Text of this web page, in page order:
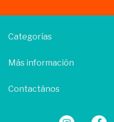
Categorías
Más información
Contactános